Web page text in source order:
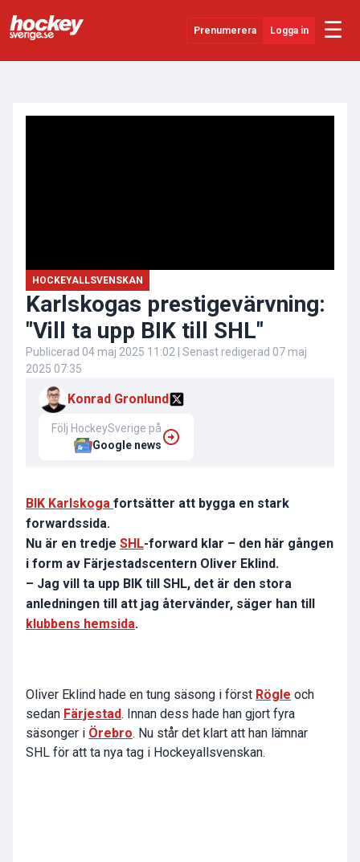
Prenumerera Logga in ☰
HOCKEYALLSVENSKAN
Karlskogas prestigevärvning:
"Vill ta upp BIK till SHL"
Publicerad 04 maj 2025 11:02 | Senast redigerad 07 maj
2025 07:35
Konrad Gronlund
Följ HockeySverige på
Google news
BIK Karlskoga fortsätter att bygga en stark
forwardssida.
Nu är en tredje SHL-forward klar – den här gången
i form av Färjestadscentern Oliver Eklind.
– Jag vill ta upp BIK till SHL, det är den stora
anledningen till att jag återvänder, säger han till
klubbens hemsida.
Oliver Eklind hade en tung säsong i först Rögle och
sedan Färjestad. Innan dess hade han gjort fyra
säsonger i Örebro. Nu står det klart att han lämnar
SHL för att ta nya tag i Hockeyallsvenskan.